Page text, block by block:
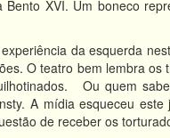
XVI. Um boneco
da esquerda
O teatro bem lembra
Ou quem
A mídia esqueceu
de receber os